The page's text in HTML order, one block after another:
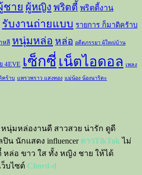
ชาย ผู้หญิง พริตตี้ พริตตี้งาน
รับงานถ่ายแบบ รายการ ก็มาดิคร้าบ
หลี หนุ่มหล่อ หล่อ อดีตภรรยา ผู้ใหญ่บ้าน
4EVE เซ็กซี่ เน็ตไอดอล เพลง
คร้าบ แพรวพราว แสงทอง แม่น้อง น้องนาริตะ
หนุ่มหล่องานดี สาวสวย น่ารัก ดูดี
ปิน นักแสดง influencer ดาวTikTok ไม่
หล่อ ขาว ใส ทั้ง หญิง ชาย ให้ได้
ว็บไซต์ Chord-d